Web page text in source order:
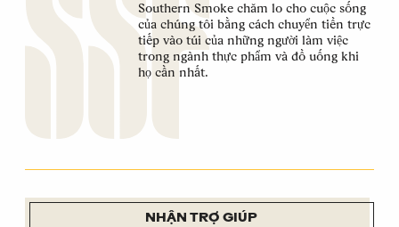
Southern Smoke chăm lo cho cuộc sống
của chúng tôi bằng cách chuyển tiền trực
tiếp vào túi của những người làm việc
trong ngành thực phẩm và đồ uống khi
họ cần nhất.
NHẬN TRỢ GIÚP